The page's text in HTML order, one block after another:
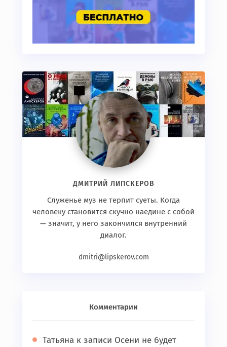
ДМИТРИЙ ЛИПСКЕРОВ
Служенье муз не терпит суеты. Когда
человеку становится скучно наедине с собой
— значит, у него закончился внутренний
диалог.
dmitri@lipskerov.com
Комментарии
Татьяна к записи Осени не будет